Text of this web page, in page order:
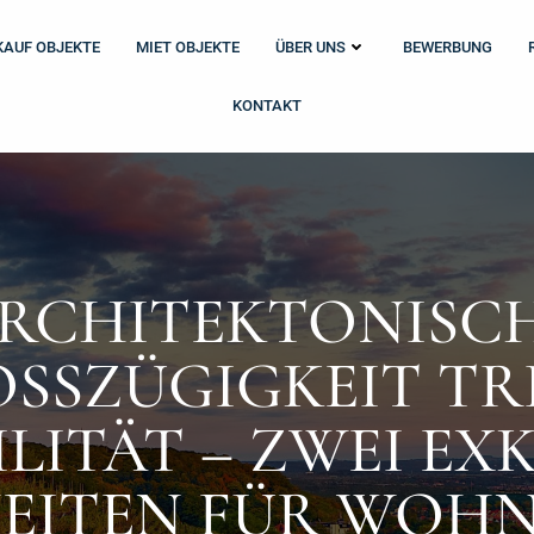
OBJEKTE MIET OBJEKTE ÜBER UNS BEWERBUNG
KONTAKT
– ZWEI
FÜR